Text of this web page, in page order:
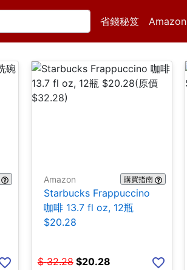
省錢秘笈 Amazon
Amazon 購買指南
Starbucks Frappuccino
咖啡 13.7 fl oz, 12瓶
$20.28
$ 32.28 $20.28